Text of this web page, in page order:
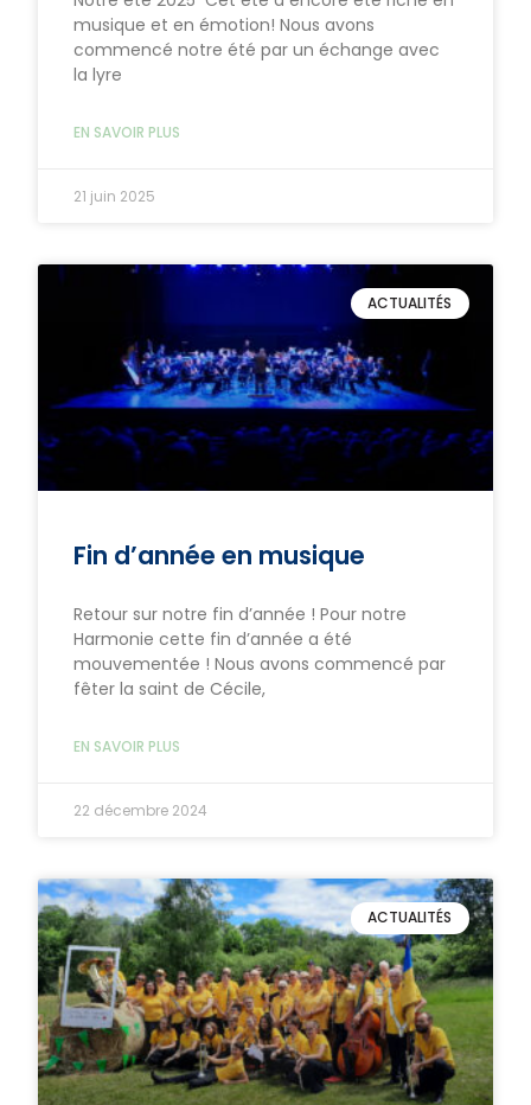
musique et en émotion! Nous avons
commencé notre été par un échange avec
la lyre
EN SAVOIR PLUS
21 juin 2025
ACTUALITÉS
Fin d’année en musique
Retour sur notre fin d’année ! Pour notre
Harmonie cette fin d’année a été
mouvementée ! Nous avons commencé par
fêter la saint de Cécile,
EN SAVOIR PLUS
22 décembre 2024
ACTUALITÉS